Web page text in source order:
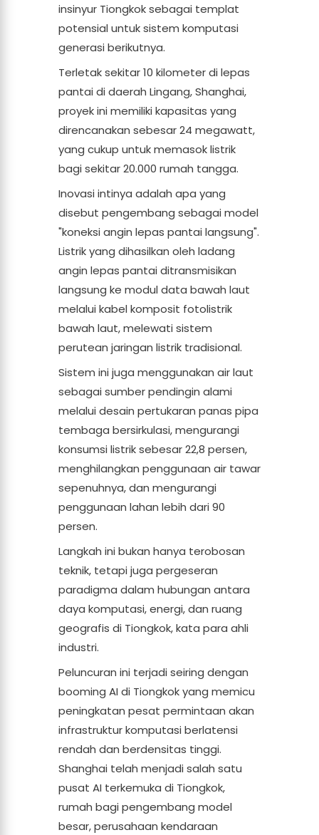
insinyur Tiongkok sebagai templat
potensial untuk sistem komputasi
generasi berikutnya.
Terletak sekitar 10 kilometer di lepas
pantai di daerah Lingang, Shanghai,
proyek ini memiliki kapasitas yang
direncanakan sebesar 24 megawatt,
yang cukup untuk memasok listrik
bagi sekitar 20.000 rumah tangga.
Inovasi intinya adalah apa yang
disebut pengembang sebagai model
"koneksi angin lepas pantai langsung".
Listrik yang dihasilkan oleh ladang
angin lepas pantai ditransmisikan
langsung ke modul data bawah laut
melalui kabel komposit fotolistrik
bawah laut, melewati sistem
perutean jaringan listrik tradisional.
Sistem ini juga menggunakan air laut
sebagai sumber pendingin alami
melalui desain pertukaran panas pipa
tembaga bersirkulasi, mengurangi
konsumsi listrik sebesar 22,8 persen,
menghilangkan penggunaan air tawar
sepenuhnya, dan mengurangi
penggunaan lahan lebih dari 90
persen.
Langkah ini bukan hanya terobosan
teknik, tetapi juga pergeseran
paradigma dalam hubungan antara
daya komputasi, energi, dan ruang
geografis di Tiongkok, kata para ahli
industri.
Peluncuran ini terjadi seiring dengan
booming AI di Tiongkok yang memicu
peningkatan pesat permintaan akan
infrastruktur komputasi berlatensi
rendah dan berdensitas tinggi.
Shanghai telah menjadi salah satu
pusat AI terkemuka di Tiongkok,
rumah bagi pengembang model
besar, perusahaan kendaraan